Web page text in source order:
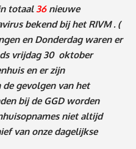
totaal36 nieuwe
bekend bij het RIVM . (
en Donderdag waren er
vrijdag 30 oktober
en er zijn
gevolgen van het
bij de GGD worden
niet altijd
van onze dagelijkse